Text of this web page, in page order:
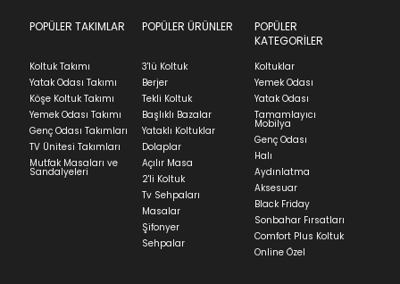
Teslimat
Ev tekstili siparişlerinizin kargoya verilme süresi
ortalama 5-24 iş günüdür.
Yatak siparişlerinizin teslim süresi yaşadığınız şehre
ve ürünün stok durumuna göre ortalama 5-24 iş
günüdür.
Panel ve Döşeme grubu ürün siparişlerinizin teslim
süresi yaşadığınız şehre ve ürünün stok durumuna
göre ortalama 30-45 iş günüdür.
Siparişlerim bölümünden sürecinizi takip edebilirsiniz.
Sıkça Sorulan Sorularbölümünü ziyaret
POPÜLER TAKIMLAR
Koltuk Takımı
Yatak Odası Takımı
Köşe Koltuk Takımı
Yemek Odası Takımı
Genç Odası Takımları
TV Ünitesi Takımları
Mutfak Masaları ve
Sandalyeleri
POPÜLER ÜRÜNLER
3'lü Koltuk
Berjer
Tekli Koltuk
Başlıklı Bazalar
Yataklı Koltuklar
Dolaplar
Açılır Masa
2'li Koltuk
Tv Sehpaları
Masalar
Şifonyer
Sehpalar
POPÜLER
KATEGORİLER
Koltuklar
Yemek Odası
Yatak Odası
Tamamlayıcı
Mobilya
Genç Odası
Halı
Aydınlatma
Aksesuar
Black Friday
Sonbahar Fırsatları
Comfort Plus Koltuk
Online Özel